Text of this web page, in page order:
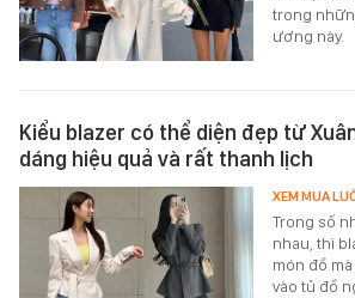
trong
ương này.
Kiểu blazer có thể diện đẹp từ
dáng hiệu quả và rất thanh lịch
Trong số
nhau, thì
món đồ
vào tủ đồ
XEM MUA